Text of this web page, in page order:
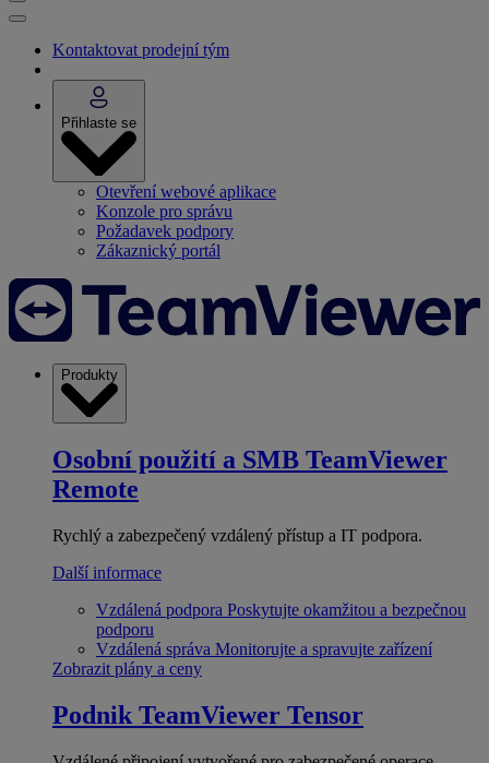
Kontaktovat prodejní tým
Přihlaste se
Otevření webové aplikace
Konzole pro správu
Požadavek podpory
Zákaznický portál
Produkty
Osobní použití a SMB TeamViewer
Remote
Rychlý a zabezpečený vzdálený přístup a IT podpora.
Další informace
Vzdálená podpora Poskytujte okamžitou a bezpečnou
podporu
Vzdálená správa Monitorujte a spravujte zařízení
Zobrazit plány a ceny
Podnik TeamViewer Tensor